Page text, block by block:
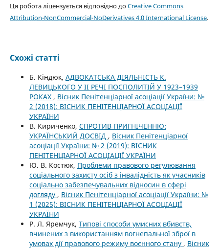
Ця робота ліцензується відповідно доCreative Commons
Attribution-NonCommercial-NoDerivatives 4.0 International License.
Схожі статті
Б. Кіндюк, АДВОКАТСЬКА ДІЯЛЬНІСТЬ К.
ЛЕВИЦЬКОГО У ІІ РЕЧІ ПОСПОЛИТІЙ У 1923–1939
РОКАХ , Вісник Пенітенціарної асоціації України: №
2 (2018): ВІСНИК ПЕНІТЕНЦІАРНОЇ АСОЦІАЦІЇ
УКРАЇНИ
В. Кириченко, СПРОТИВ ПРИГНІЧЕННЮ:
УКРАЇНСЬКИЙ ДОСВІД , Вісник Пенітенціарної
асоціації України: № 2 (2019): ВІСНИК
ПЕНІТЕНЦІАРНОЇ АСОЦІАЦІЇ УКРАЇНИ
Ю. В. Костюк, Проблеми правового регулювання
соціального захисту осіб з інвалідність як учасників
соціально забезпечувальних відносин в сфері
догляду , Вісник Пенітенціарної асоціації України: №
1 (2025): ВІСНИК ПЕНІТЕНЦІАРНОЇ АСОЦІАЦІЇ
УКРАЇНИ
Р. Л. Яремчук, Типові способи умисних вбивств,
вчинених з використанням вогнепальної зброї в
умовах дії правового режиму воєнного стану , Вісник